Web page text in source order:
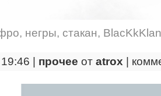
, негры, стакан,
| прочее от atrox